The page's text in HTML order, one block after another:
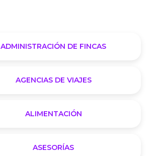
ADMINISTRACIÓN DE FINCAS
AGENCIAS DE VIAJES
ALIMENTACIÓN
ASESORÍAS